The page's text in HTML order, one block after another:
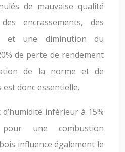
de mauvaise qualité
encrassements, des
et une diminution du
de perte de rendement
de la norme et de
est donc essentielle.
inférieur à 15%
une combustion
influence également le